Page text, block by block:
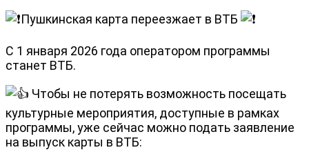
️Пушкинская карта переезжает в ВТБ
С 1 января 2026 года оператором программы
станет ВТБ.
Чтобы не потерять возможность посещать
культурные мероприятия, доступные в рамках
программы, уже сейчас можно подать заявление
на выпуск карты в ВТБ: